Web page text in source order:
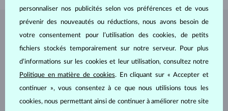
BIJOUX DEL'ATELIER KLENOTA
personnaliser nos publicités selon vos préférences et de vous
prévenir des nouveautés ou réductions, nous avons besoin de
votre consentement pour l’utilisation des cookies, de petits
fichiers stockés temporairement sur notre serveur. Pour plus
d’informations sur les cookies et leur utilisation, consultez notre
Politique en matière de cookies. En cliquant sur « Accepter et
continuer », vous consentez à ce que nous utilisions tous les
cookies, nous permettant ainsi de continuer à améliorer notre site